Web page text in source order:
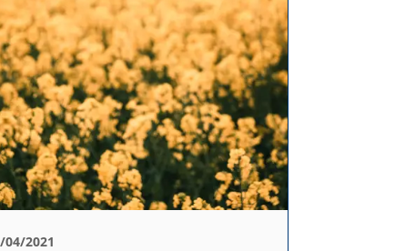
04/2021